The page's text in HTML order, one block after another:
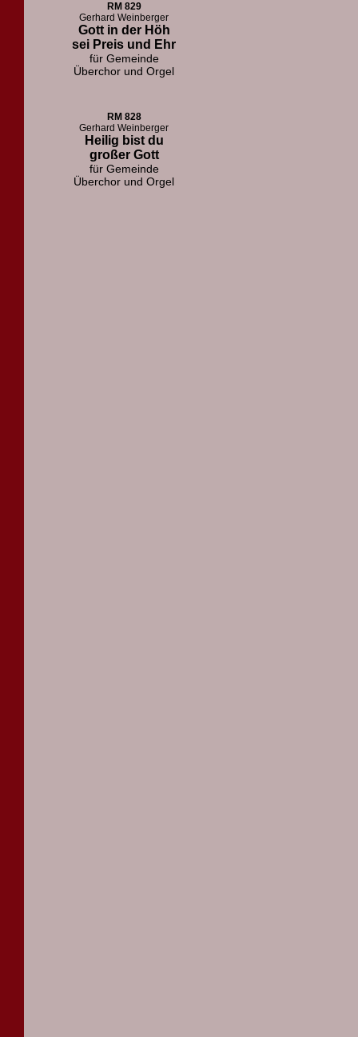
RM 829
Gerhard Weinberger
Gott in der Höh
sei Preis und Ehr
für Gemeinde
Überchor und Orgel
RM 828
Gerhard Weinberger
Heilig bist du
großer Gott
für Gemeinde
Überchor und Orgel